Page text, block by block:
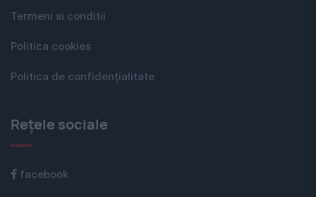
Termeni si conditii
Politica cookies
Politica de confidențialitate
Rețele sociale
facebook